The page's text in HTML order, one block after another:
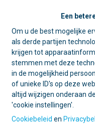
Een
Om u de best mogelijke
als derde partijen
krijgen tot
stemmen met deze
in de mogelijkheid
of unieke ID's op deze
altijd wijzigen onderaan
'cookie instellingen'.
Cookiebeleid en
Opbrengsteigendom:
Brusselsestraat 9,
€ 999.000
☀️ Achter
een
Tijdens de
voor
Daarom is
Open deur?